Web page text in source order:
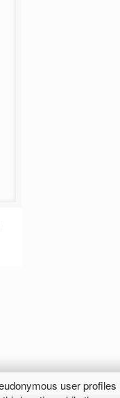
user profiles